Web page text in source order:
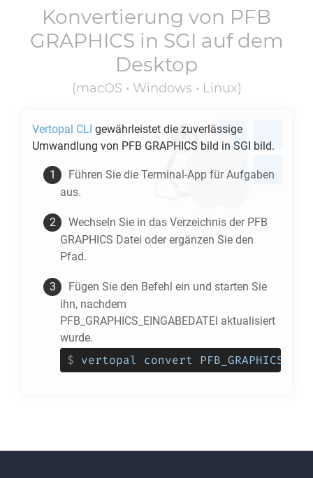
Konvertierung von PFB
GRAPHICS in SGI auf dem
Desktop
(macOS • Windows • Linux)
Vertopal CLI gewährleistet die zuverlässige
Umwandlung von PFB GRAPHICS bild in SGI bild.
Führen Sie die Terminal-App für Aufgaben
aus.
Wechseln Sie in das Verzeichnis der PFB
GRAPHICS Datei oder ergänzen Sie den
Pfad.
Fügen Sie den Befehl ein und starten Sie
ihn, nachdem
PFB_GRAPHICS_EINGABEDATEI aktualisiert
wurde.
$ vertopal convert